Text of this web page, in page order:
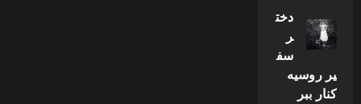
دخت
ر
سف
یر روسیه
کنار ببر